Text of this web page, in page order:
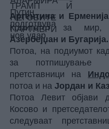
Аргентина и Ерменија
Комитетот за
Азербејџан и Бугарија.
Потоа, на подиумот
за потпишување
претставници на
потоа и на Јордан и
Потоа Левит објави
Косово и
следуваат